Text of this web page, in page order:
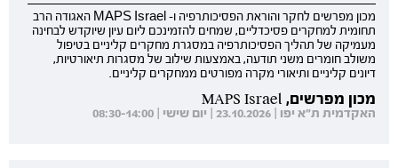
מכון מפרשים לחקר והוראת הפסיכותרפיה ו- MAPS Israel האגודה הרב
תחומית למחקרים פסיכדליים, שמחים להזמינכם ליום עיון שיוקדש לבחינה
מעמיקה של תהליך הפסיכותרפיה במסגרת מחקרים קליניים בטיפול
משולב חומרים משני תודעה, באמצעות שילוב של מסגרות תיאורטיות,
דיונים קליניים ותיאורי מקרה מפורטים ממחקרים קליניים.
מכון מפרשים, MAPS Israel
האקדמית ת"א יפו | 23.10.2026 | יום שישי | 08:30-14:00